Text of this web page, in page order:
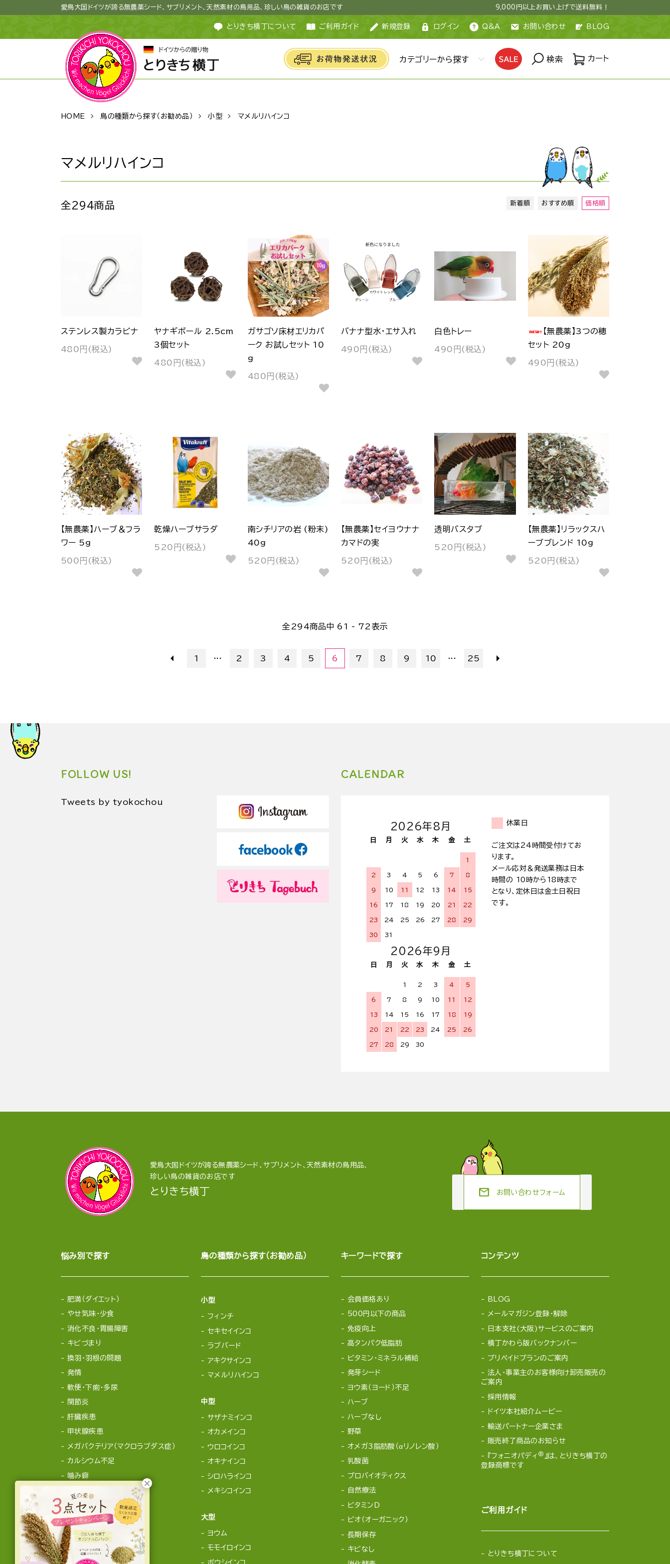
愛鳥大国ドイツが誇る無農薬シード、サプリメント、天然素材の鳥用品、珍しい鳥の雑貨のお店です 9,000円以上お買い上げで送料無料！
とりきち横丁について ご利用ガイド 新規登録 ログイン Q&A お問い合わせ BLOG
カテゴリーから探す 検索 カート
HOME 鳥の種類から探す（お勧め品） 小型 マメルリハインコ
マメルリハインコ
全294商品 新着順 おすすめ順 価格順
ステンレス製カラビナ
480円(税込)
ヤナギボール 2.5cm
3個セット
480円(税込)
ガサゴソ床材エリカパ
ーク お試しセット 10
g
480円(税込)
バナナ型水・エサ入れ
490円(税込)
白色トレー
490円(税込)
【無農薬】3つの穂
セット 20g
490円(税込)
【無農薬】ハーブ＆フラ
ワー 5g
500円(税込)
乾燥ハーブサラダ
520円(税込)
南シチリアの岩 (粉末)
40g
520円(税込)
【無農薬】セイヨウナナ
カマドの実
520円(税込)
透明バスタブ
520円(税込)
【無農薬】リラックスハ
ーブブレンド 10g
520円(税込)
全294商品中 61 - 72表示
1 ... 2 3 4 5 6 7 8 9 10 ... 25
FOLLOW US!
Tweets by tyokochou
CALENDAR
2026年8月
日 月 火 水 木 金 土
1
2 3 4 5 6 7 8
9 10 11 12 13 14 15
16 17 18 19 20 21 22
23 24 25 26 27 28 29
30 31
2026年9月
日 月 火 水 木 金 土
1 2 3 4 5
6 7 8 9 10 11 12
13 14 15 16 17 18 19
20 21 22 23 24 25 26
27 28 29 30
休業日
ご注文は24時間受付けてお
ります。
メール応対＆発送業務は日本
時間の 10時から18時まで
となり、定休日は金土日祝日
です。
愛鳥大国ドイツが誇る無農薬シード、サプリメント、天然素材の鳥用品、
珍しい鳥の雑貨のお店です
とりきち横丁 mail お問い合わせフォーム
悩み別で探す
肥満（ダイエット）
やせ気味・少食
消化不良・胃腸障害
キビづまり
換羽・羽根の問題
発情
軟便・下痢・多尿
関節炎
肝臓疾患
甲状腺疾患
メガバクテリア（マクロラブダス症）
カルシウム不足
噛み癖
鳥の種類から探す（お勧め品）
小型
フィンチ
セキセイインコ
ラブバード
アキクサインコ
マメルリハインコ
中型
サザナミインコ
オカメインコ
ウロコインコ
オキナインコ
シロハラインコ
メキシコインコ
大型
ヨウム
モモイロインコ
ボウシインコ
キーワードで探す
会員価格あり
500円以下の商品
免疫向上
高タンパク低脂肪
ビタミン・ミネラル補給
発芽シード
ヨウ素（ヨード）不足
ハーブ
ハーブなし
野草
オメガ3脂肪酸（αリノレン酸）
乳酸菌
プロバイオティクス
自然療法
ビタミンD
ビオ（オーガニック）
長期保存
キビなし
コンテンツ
BLOG
メールマガジン登録・解除
日本支社(大阪)サービスのご案内
横丁かわら版バックナンバー
プリペイドプランのご案内
法人・事業主のお客様向け卸売販売の
ご案内
採用情報
ドイツ本社紹介ムービー
輸送パートナー企業さま
販売終了商品のお知らせ
『フォニオパディ ® 』は、とりきち横丁の
登録商標です
ご利用ガイド
とりきち横丁について